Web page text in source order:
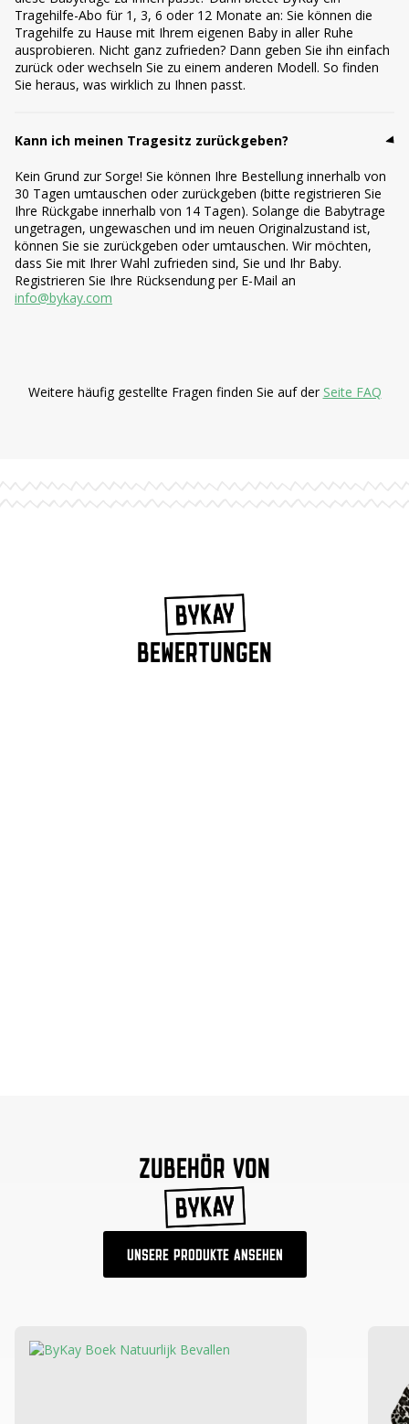
Tragehilfe-Abo für 1, 3, 6 oder 12 Monate an: Sie können die
Tragehilfe zu Hause mit Ihrem eigenen Baby in aller Ruhe
ausprobieren. Nicht ganz zufrieden? Dann geben Sie ihn einfach
zurück oder wechseln Sie zu einem anderen Modell. So finden
Sie heraus, was wirklich zu Ihnen passt.
Kann ich meinen Tragesitz zurückgeben?
Kein Grund zur Sorge! Sie können Ihre Bestellung innerhalb von
30 Tagen umtauschen oder zurückgeben (bitte registrieren Sie
Ihre Rückgabe innerhalb von 14 Tagen). Solange die Babytrage
ungetragen, ungewaschen und im neuen Originalzustand ist,
können Sie sie zurückgeben oder umtauschen. Wir möchten,
dass Sie mit Ihrer Wahl zufrieden sind, Sie und Ihr Baby.
Registrieren Sie Ihre Rücksendung per E-Mail an
info@bykay.com
Weitere häufig gestellte Fragen finden Sie auf der Seite FAQ
BEWERTUNGEN
ZUBEHÖR VON
UNSERE PRODUKTE ANSEHEN